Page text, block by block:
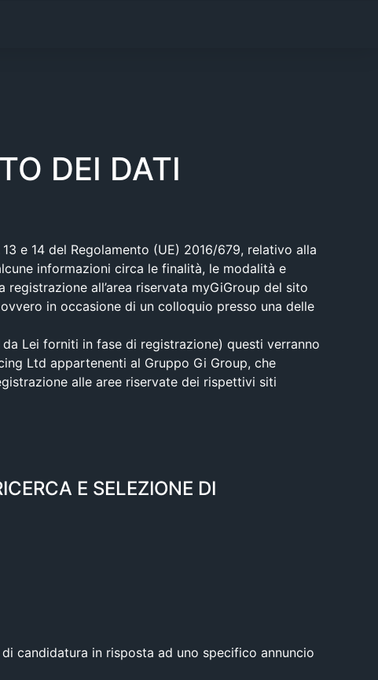
DEI DATI
e 14 del Regolamento (UE) 2016/679, relativo alla
informazioni circa le finalità, le modalità e
all’area riservata myGiGroup del sito
in occasione di un colloquio presso una delle
Lei forniti in fase di registrazione) questi verranno
Ltd appartenenti al Gruppo Gi Group, che
alle aree riservate dei rispettivi siti
E SELEZIONE DI
candidatura in risposta ad uno specifico annuncio